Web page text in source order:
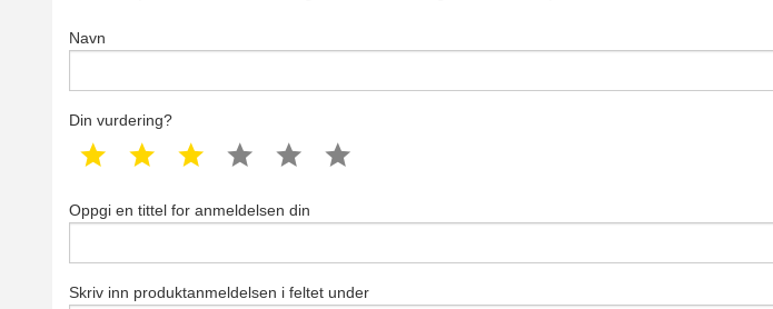
Navn
Din vurdering?
1 star 2 star 3 star 4 star 5 star
Oppgi en tittel for anmeldelsen din
Skriv inn produktanmeldelsen i feltet under